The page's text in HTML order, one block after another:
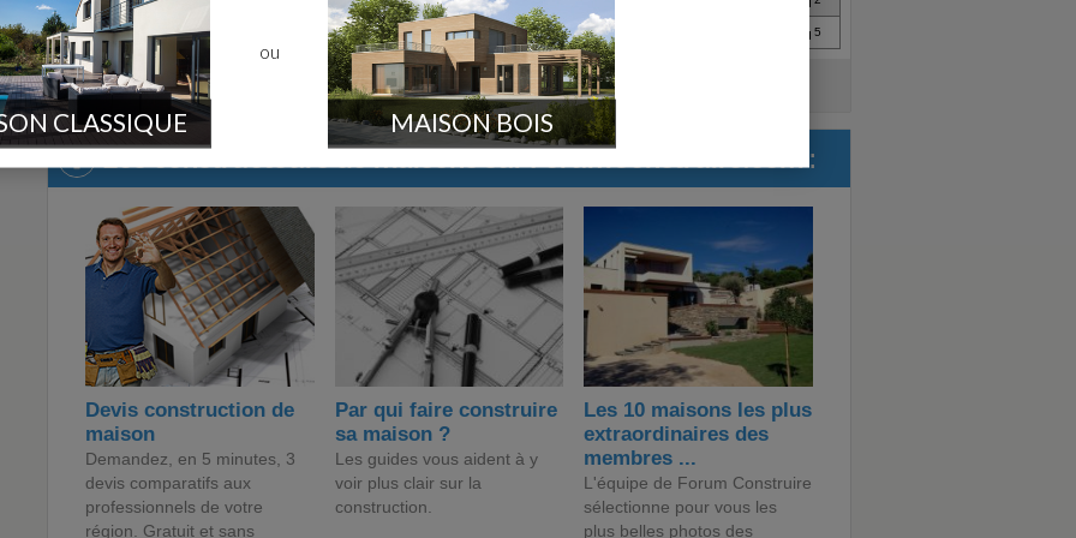
[30]Solibel dans le 30 5
Voir le forum "Constructeur"
Les constructeurs de maisons sur ForumConstruire.com :
Devis construction de
maison
Demandez, en 5 minutes, 3
devis comparatifs aux
professionnels de votre
région. Gratuit et sans
Par qui faire construire
sa maison ?
Les guides vous aident à y
voir plus clair sur la
construction.
Les 10 maisons les plus
extraordinaires des
membres ...
L'équipe de Forum Construire
sélectionne pour vous les
plus belles photos des
CLASSIQUE
ou
MAISON BOIS